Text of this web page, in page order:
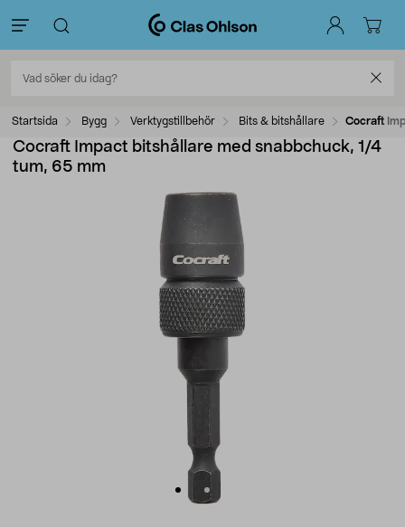
Startsida Bygg Verktygstillbehör Bits & bitshållare Cocraft
Cocraft Impact bitshållare med snabbchuck, 1/4
tum, 65 mm